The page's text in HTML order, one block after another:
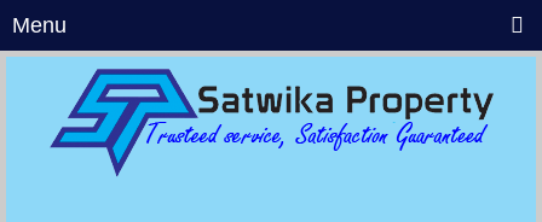
Menu